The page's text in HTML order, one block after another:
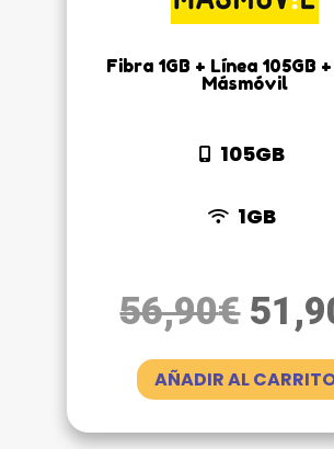
Fibra 1GB + Línea 105GB
Másmóvil
105GB
1GB
56,90€ El
era:
AÑADIR AL